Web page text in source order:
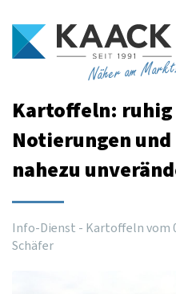
Näher am
Kartoffeln: ruhig
Notierungen
nahezu
Info-Dienst - Kartoffeln vom
Schäfer